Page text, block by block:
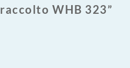
raccolto WHB 323”